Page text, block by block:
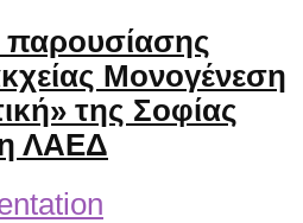
Μονογένεση
της Σοφίας
ΛΑΕΔ